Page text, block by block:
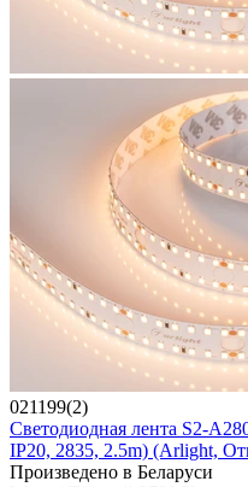
021199(2)
Светодиодная лента S2-
IP20, 2835, 2.5m) (Arlight,
Произведено в Беларуси